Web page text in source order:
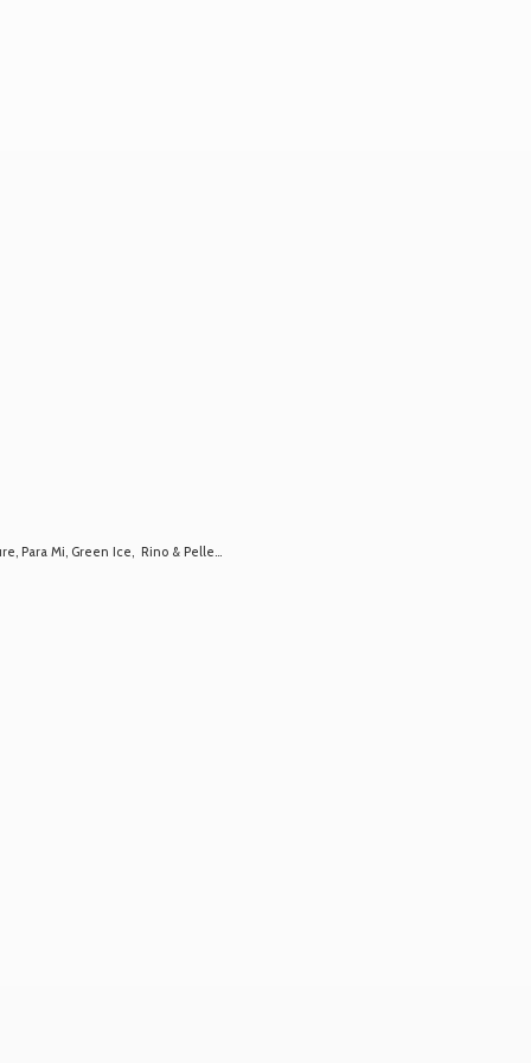
Para Mi, Green Ice, Rino & Pelle...